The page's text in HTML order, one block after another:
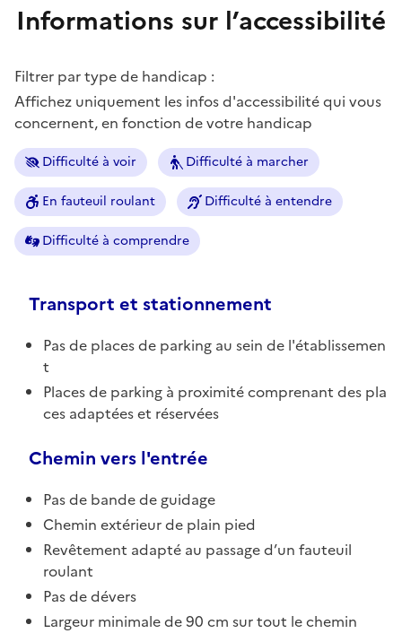
Informations sur l’accessibilité
Filtrer par type de handicap :
Affichez uniquement les infos d'accessibilité qui vous
concernent, en fonction de votre handicap
Difficulté à voir Difficulté à marcher
En fauteuil roulant Difficulté à entendre
Difficulté à comprendre
Transport et stationnement
Pas de places de parking au sein de l'établissemen
t
Places de parking à proximité comprenant des pla
ces adaptées et réservées
Chemin vers l'entrée
Pas de bande de guidage
Chemin extérieur de plain pied
Revêtement adapté au passage d’un fauteuil
roulant
Pas de dévers
Largeur minimale de 90 cm sur tout le chemin